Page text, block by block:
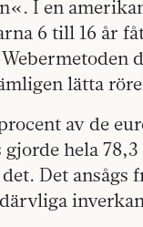
I en
6 till 16 år
lätta
av de
hela
Det ansågs